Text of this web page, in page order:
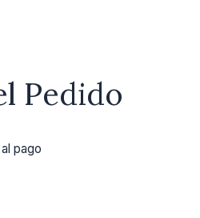
Pedido
pago